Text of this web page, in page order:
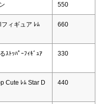
550
ィギュア ﾚﾑ
660
ｽﾄｯﾊﾟｰﾌｨｷﾞｭｱ
330
Cute ﾚﾑ Star D
440